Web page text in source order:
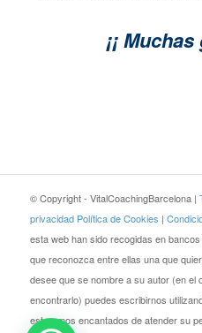
¡¡
© Copyright - VitalCoachingBarcelona |
privacidad Política de Cookies |
esta web han sido recogidas en
que reconozca entre ellas una que
desee que se nombre a su autor (en el
encontrarlo) puedes escribirnos
estaremos encantados de atender su